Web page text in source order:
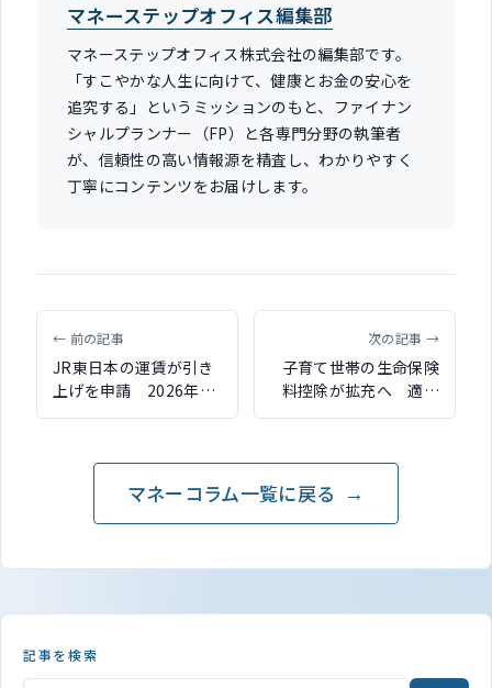
マネーステップオフィス編集部
マネーステップオフィス株式会社の編集部です。
「すこやかな人生に向けて、健康とお金の安心を
追究する」というミッションのもと、ファイナン
シャルプランナー（FP）と各専門分野の執筆者
が、信頼性の高い情報源を精査し、わかりやすく
丁寧にコンテンツをお届けします。
← 前の記事
JR東日本の運賃が引き
上げを申請 2026年3
月に改定予定
次の記事 →
子育て世帯の生命保険
料控除が拡充へ 適用
限度額が6万円に引き上
マネーコラム一覧に戻る
記事を検索